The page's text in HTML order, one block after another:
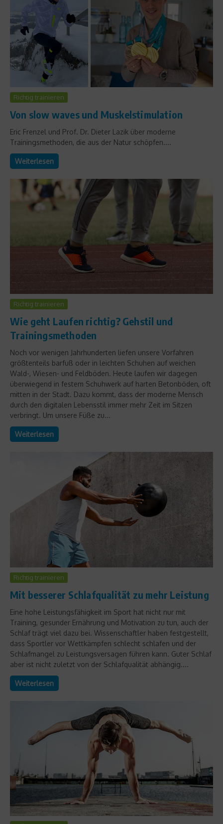
Richtig trainieren
Von slow waves und Muskelstimulation
Eric Frenzel und Prof. Dr. Dieter Lazik über moderne
Trainingsmethoden, die aus der Natur schöpfen....
Weiterlesen
Richtig trainieren
Wie geht Laufen richtig? Gehstil und
Trainingsmethoden
Noch vor wenigen Jahrhunderten liefen unsere Vorfahren
größtenteils barfuß oder in leichten Schuhen auf weichen
Wald-, Wiesen- und Feldböden. Heute laufen wir dagegen
überwiegend in festem Schuhwerk auf harten Betonböden, oft
mitten in der Stadt. Dazu kommt, dass der moderne Mensch
durch den digitalen Lebensstil immer mehr Zeit im Sitzen
verbringt. Um unsere Füße zu...
Weiterlesen
Richtig trainieren
Mit besserer Schlafqualität zu mehr Leistung
Eine hohe Leistungsfähigkeit im Sport hat nicht nur mit
Training, gesunder Ernährung und Motivation zu tun, auch der
Schlaf trägt viel dazu bei. Wissenschaftler haben festgestellt,
dass Sportler vor Wettkämpfen schlecht schlafen und der
Schlafmangel zu Leistungsversagen führen kann. Guter Schlaf
aber ist nicht zuletzt von der Schlafqualität abhängig....
Weiterlesen